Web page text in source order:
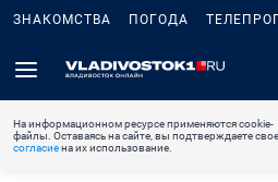
ЗНАКОМСТВА ПОГОДА
На информационном ресурсе применяются cookie-
файлы. Оставаясь на сайте, вы подтверждаете свое
согласиена их использование.